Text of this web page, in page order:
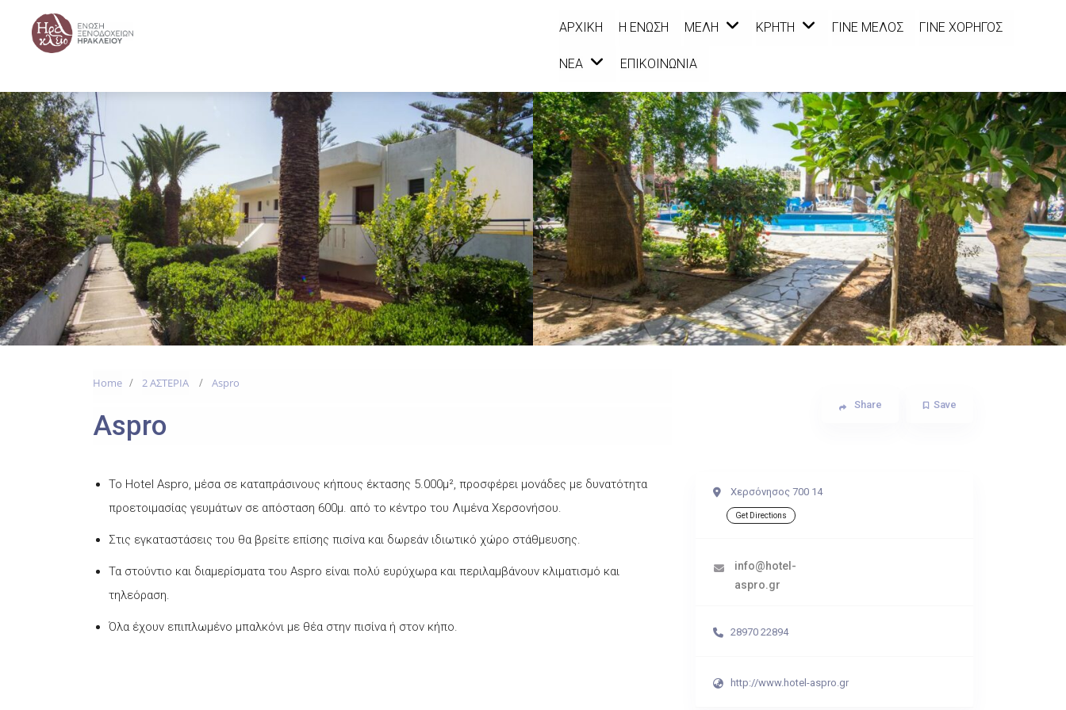
ΑΡΧΙΚΉ Η ΈΝΩΣΗ ΜΈΛΗ ΚΡΉΤΗ ΓΊΝΕ ΜΈΛΟΣ ΓΊΝΕ ΧΟΡΗΓΌΣ
ΝΈΑ ΕΠΙΚΟΙΝΩΝΊΑ
Home 2 ΑΣΤΕΡΙΑ Aspro
Aspro
Save
Share
Το Hotel Aspro, μέσα σε καταπράσινους κήπους έκτασης 5.000μ², προσφέρει μονάδες με δυνατότητα
προετοιμασίας γευμάτων σε απόσταση 600μ. από το κέντρο του Λιμένα Χερσονήσου.
Στις εγκαταστάσεις του θα βρείτε επίσης πισίνα και δωρεάν ιδιωτικό χώρο στάθμευσης.
Τα στούντιο και διαμερίσματα του Aspro είναι πολύ ευρύχωρα και περιλαμβάνουν κλιματισμό και
τηλεόραση.
Όλα έχουν επιπλωμένο μπαλκόνι με θέα στην πισίνα ή στον κήπο.
Χερσόνησος 700 14
Get Directions
info@hotel-
aspro.gr
28970 22894
http://www.hotel-aspro.gr